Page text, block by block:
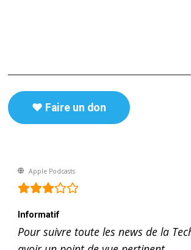
♥️ Faire un don
Apple Podcasts
Informatif
Pour suivre toute les news de la